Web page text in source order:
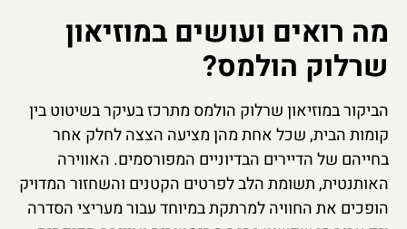
מה רואים ועושים במוזיאון
שרלוק הולמס?
הביקור במוזיאון שרלוק הולמס מתרכז בעיקר בשיטוט בין
קומות הבית, שכל אחת מהן מציעה הצצה לחלק אחר
בחייהם של הדיירים הבדיוניים המפורסמים. האווירה
האותנטית, תשומת הלב לפרטים הקטנים והשחזור המדויק
הופכים את החוויה למרתקת במיוחד עבור מעריצי הסדרה